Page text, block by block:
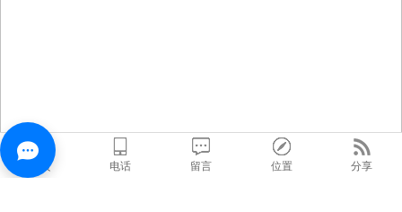
首页 电话 留言 位置 分享